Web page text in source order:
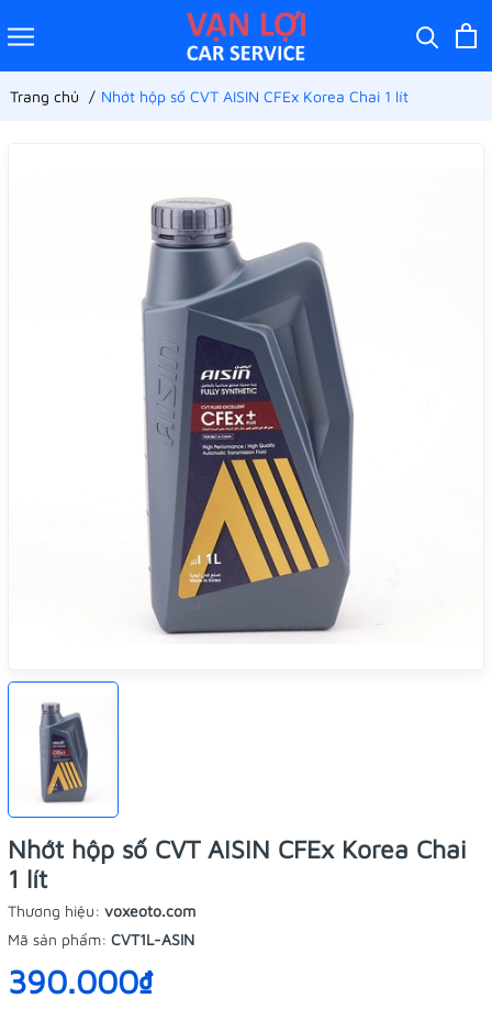
Trang chủ Nhớt hộp số CVT AISIN CFEx Korea Chai 1 lít
Nhớt hộp số CVT AISIN CFEx Korea Chai
1 lít
Thương hiệu: voxeoto.com
Mã sản phẩm: CVT1L-ASIN
390.000₫